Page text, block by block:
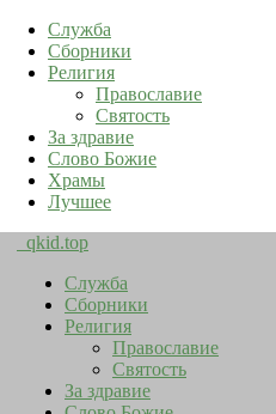
Служба
Сборники
Религия
Православие
Святость
За здравие
Слово Божие
Храмы
Лучшее
qkid.top
Служба
Сборники
Религия
Православие
Святость
За здравие